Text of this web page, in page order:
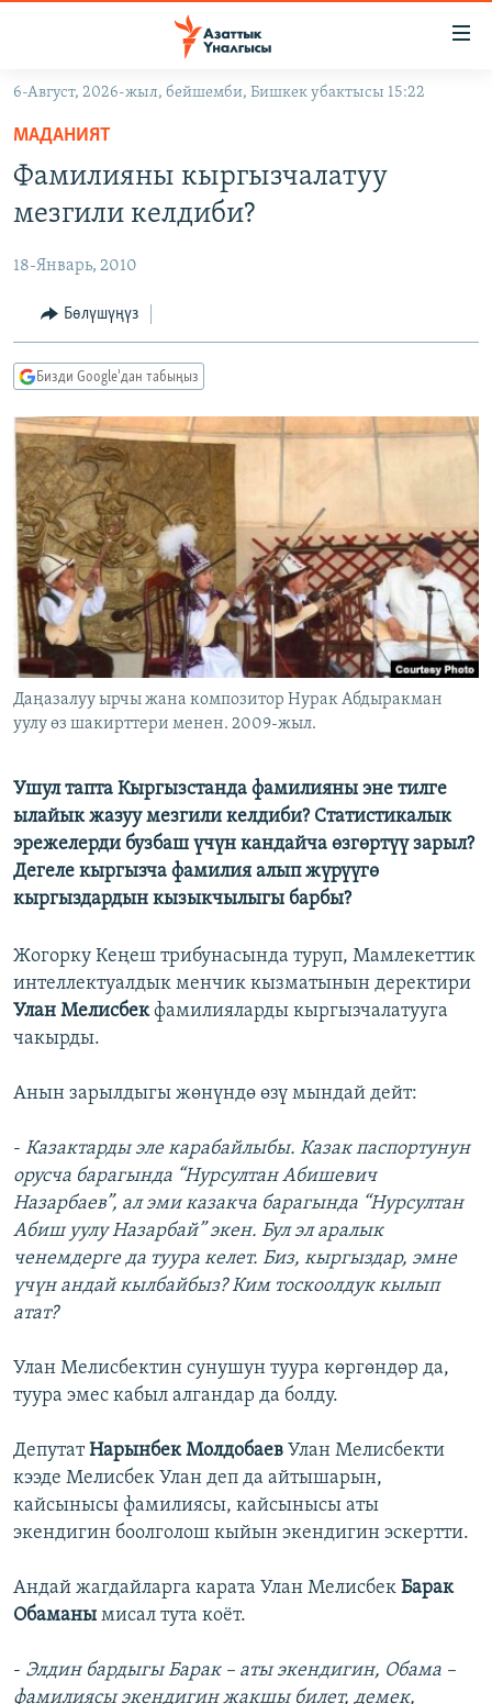
Навигацияга
өтүңүз
Издөөгө
салыңыз
ЭКОНОМИКА
МАДАНИЯТ
БОРБОР АЗИЯ
АТАЙЫН ИЛИКТӨӨ
ТВ ПРОГРАММАЛАР
ЭКСПЕРТТЕР ТАЛДАЙТ
БИЗ ЖАНА ДҮЙНӨ
ДАНИСТЕ
ЭЖЕ-СИҢДИЛЕР
АЗАТТЫК+
ЫҢГАЙСЫЗ СУРООЛОР
ӨЗГӨЧӨ ПИКИР
Русский
ОНЛАЙН ШЕРИНЕ
ЭЕ/АРнун бардык сайттары
6-Август, 2026-жыл, бейшемби, Бишкек убактысы 15:22
МАДАНИЯТ
Фамилияны кыргызчалатуу
мезгили келдиби?
18-Январь, 2010
Бөлүшүңүз
Бизди Google'дан табыңыз
Даңазалуу ырчы жана композитор Нурак Абдыракман
уулу өз шакирттери менен. 2009-жыл.
Ушул тапта Кыргызстанда фамилияны эне тилге
ылайык жазуу мезгили келдиби? Статистикалык
эрежелерди бузбаш үчүн кандайча өзгөртүү зарыл?
Дегеле кыргызча фамилия алып жүрүүгө
кыргыздардын кызыкчылыгы барбы?
Жогорку Кеңеш трибунасында туруп, Мамлекеттик
интеллектуалдык менчик кызматынын деректири
Улан Мелисбекфамилияларды кыргызчалатууга
чакырды.
Анын зарылдыгы жөнүндө өзү мындай дейт:
- Казактарды эле карабайлыбы. Казак паспортунун
орусча барагында “Нурсултан Абишевич
Назарбаев”, ал эми казакча барагында “Нурсултан
Абиш уулу Назарбай” экен. Бул эл аралык
ченемдерге да туура келет. Биз, кыргыздар, эмне
үчүн андай кылбайбыз? Ким тоскоолдук кылып
атат?
Улан Мелисбектин сунушун туура көргөндөр да,
туура эмес кабыл алгандар да болду.
ДепутатНарынбек Молдобаев Улан Мелисбекти
кээде Мелисбек Улан деп да айтышарын,
кайсынысы фамилиясы, кайсынысы аты
экендигин боолголош кыйын экендигин эскертти.
Андай жагдайларга карата Улан Мелисбек Барак
Обаманы мисал тута коёт.
- Элдин бардыгы Барак – аты экендигин, Обама –
фамилиясы экендигин жакшы билет, демек,